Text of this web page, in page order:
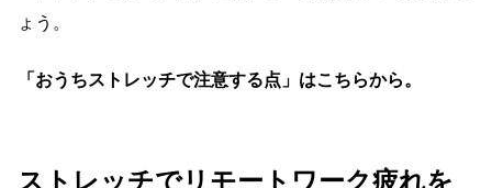
ょう。
「おうちストレッチで注意する点」はこちらから。
ストレッチでリモートワーク疲れを